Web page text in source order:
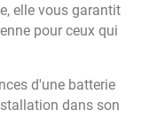
elle vous garantit
pour ceux qui
d'une batterie
dans son